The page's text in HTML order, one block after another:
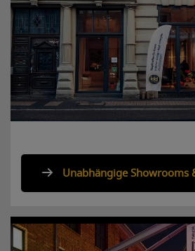
Unabhängige Showrooms